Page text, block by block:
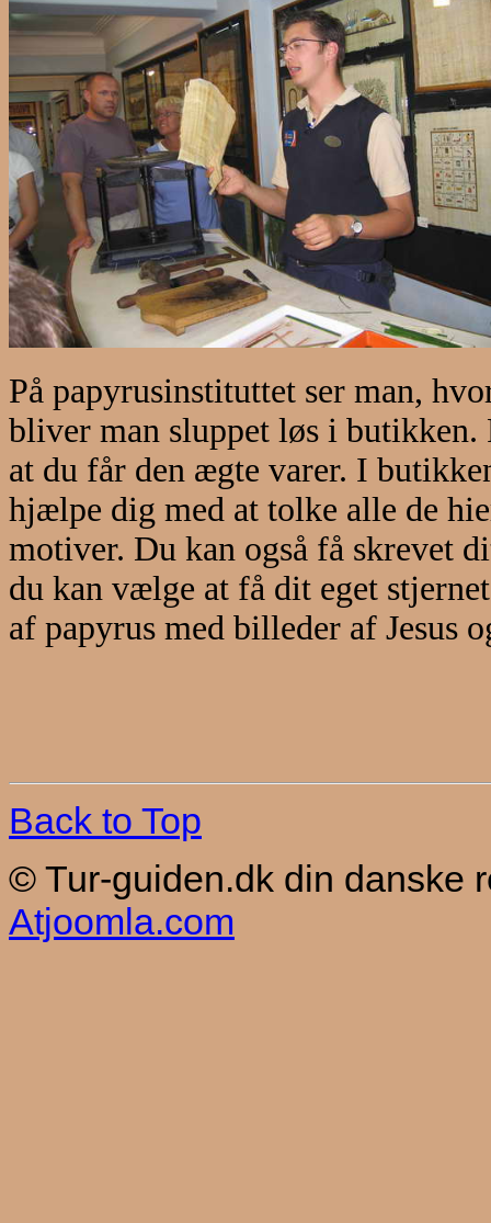
På papyrusinstituttet ser man,
bliver man sluppet løs i butikken.
at du får den ægte varer. I
hjælpe dig med at tolke alle de
motiver. Du kan også få skrevet
du kan vælge at få dit eget
af papyrus med billeder af Jesus
Back to Top
© Tur-guiden.dk din danske
Atjoomla.com